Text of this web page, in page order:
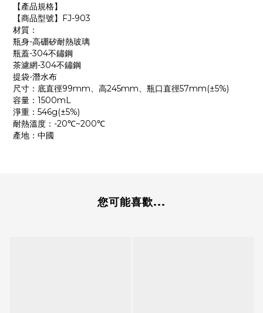
【產品規格】
【商品型號】FJ-903
材質：
瓶身-高硼矽耐熱玻璃
瓶蓋-304不鏽鋼
茶濾網-304不鏽鋼
提袋-潛水布
尺寸：底直徑99mm、高245mm、瓶口直徑57mm(±5%)
容量：1500mL
淨重：546g(±5%)
耐熱溫度：-20℃~200℃
產地：中國
您可能喜歡...